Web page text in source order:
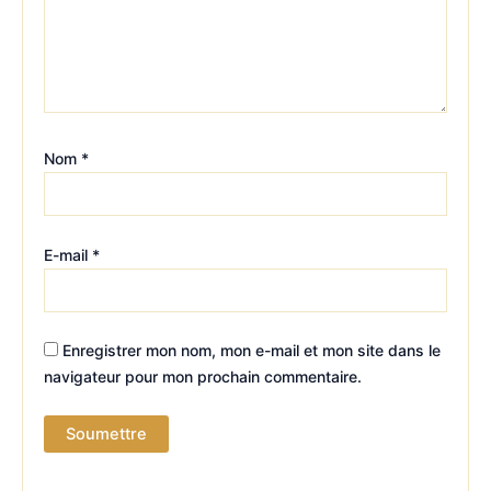
Nom *
E-mail *
Enregistrer mon nom, mon e-mail et mon site dans le
navigateur pour mon prochain commentaire.